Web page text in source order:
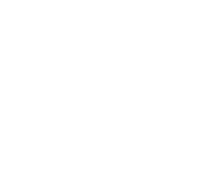
UNE DIAPOSITIVE ?